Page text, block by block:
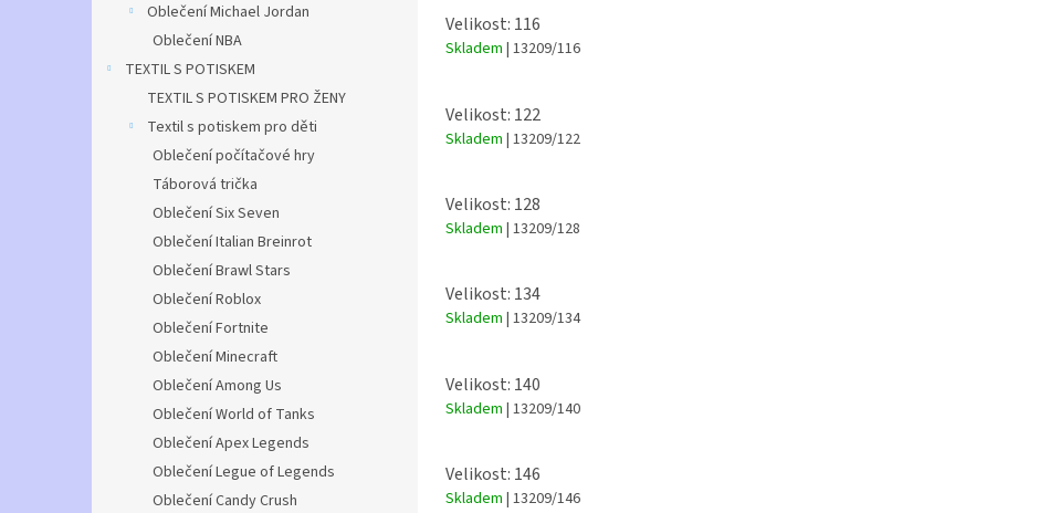
Oblečení Michael Jordan
Oblečení NBA
TEXTIL S POTISKEM
TEXTIL S POTISKEM PRO ŽENY
Textil s potiskem pro děti
Oblečení počítačové hry
Táborová trička
Oblečení Six Seven
Oblečení Italian Breinrot
Oblečení Brawl Stars
Oblečení Roblox
Oblečení Fortnite
Oblečení Minecraft
Oblečení Among Us
Oblečení World of Tanks
Oblečení Apex Legends
Oblečení Legue of Legends
Oblečení Candy Crush
Velikost: 116
Skladem | 13209/116
Velikost: 122
Skladem | 13209/122
Velikost: 128
Skladem | 13209/128
Velikost: 134
Skladem | 13209/134
Velikost: 140
Skladem | 13209/140
Velikost: 146
Skladem | 13209/146